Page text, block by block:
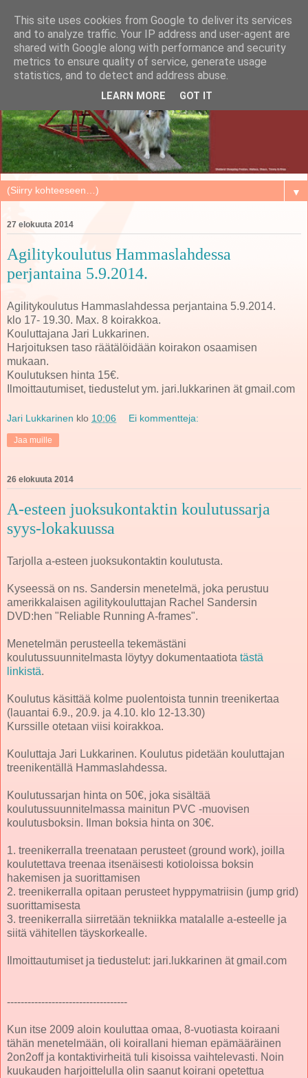
▼
27 elokuuta 2014
Agilitykoulutus Hammaslahdessa
perjantaina 5.9.2014.
Agilitykoulutus Hammaslahdessa perjantaina 5.9.2014.
klo 17- 19.30. Max. 8 koirakkoa.
Kouluttajana Jari Lukkarinen.
Harjoituksen taso räätälöidään koirakon osaamisen
mukaan.
Koulutuksen hinta 15€.
Ilmoittautumiset, tiedustelut ym. jari.lukkarinen ät gmail.com
Jari Lukkarinen klo 10:06 Ei kommentteja:
Jaa muille
26 elokuuta 2014
A-esteen juoksukontaktin koulutussarja
syys-lokakuussa
Tarjolla a-esteen juoksukontaktin koulutusta.
Kyseessä on ns. Sandersin menetelmä, joka perustuu
amerikkalaisen agilitykouluttajan Rachel Sandersin
DVD:hen "Reliable Running A-frames".
Menetelmän perusteella tekemästäni
koulutussuunnitelmasta löytyy dokumentaatiota tästä
linkistä.
Koulutus käsittää kolme puolentoista tunnin treenikertaa
(lauantai 6.9., 20.9. ja 4.10. klo 12-13.30)
Kurssille otetaan viisi koirakkoa.
Kouluttaja Jari Lukkarinen. Koulutus pidetään kouluttajan
treenikentällä Hammaslahdessa.
Koulutussarjan hinta on 50€, joka sisältää
koulutussuunnitelmassa mainitun PVC -muovisen
koulutusboksin. Ilman boksia hinta on 30€.
1. treenikerralla treenataan perusteet (ground work), joilla
koulutettava treenaa itsenäisesti kotioloissa boksin
hakemisen ja suorittamisen
2. treenikerralla opitaan perusteet hyppymatriisin (jump grid)
suorittamisesta
3. treenikerralla siirretään tekniikka matalalle a-esteelle ja
siitä vähitellen täyskorkealle.
Ilmoittautumiset ja tiedustelut: jari.lukkarinen ät gmail.com
-----------------------------------
Kun itse 2009 aloin kouluttaa omaa, 8-vuotiasta koiraani
tähän menetelmään, oli koirallani hieman epämääräinen
2on2off ja kontaktivirheitä tuli kisoissa vaihtelevasti. Noin
kuukauden harjoittelulla olin saanut koirani opetettua
This site uses cookies from Google to deliver its services
and to analyze traffic. Your IP address and user-agent are
shared with Google along with performance and security
metrics to ensure quality of service, generate usage
statistics, and to detect and address abuse.
LEARN MORE GOT IT